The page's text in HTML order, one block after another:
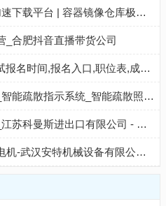
毫秒镜像 - 国内Docker镜像加速下载平台 | 容器镜像仓库极速拉取服务
_合肥抖音直播带货公司
公考网-2026年国家公务员考试报名时间,报名入口,职位表,成绩查询网站
智能疏散_消防智能疏散系统_智能疏散指示系统_智能疏散照明系统-中智盛安
葡萄糖酸钠,丙烯酸,氯醋树脂_江苏科曼斯进出口有限公司 - 八方资源网
武汉发电机出租_武汉租赁发电机-武汉安特机械设备有限公司 - 八方资源网